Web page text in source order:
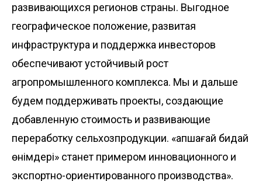
развивающихся регионов страны. Выгодное
географическое положение, развитая
инфраструктура и поддержка инвесторов
обеспечивают устойчивый рост
агропромышленного комплекса. Мы и дальше
будем поддерживать проекты, создающие
добавленную стоимость и развивающие
переработку сельхозпродукции. «Қапшағай бидай
өнімдері» станет примером инновационного и
экспортно-ориентированного производства».